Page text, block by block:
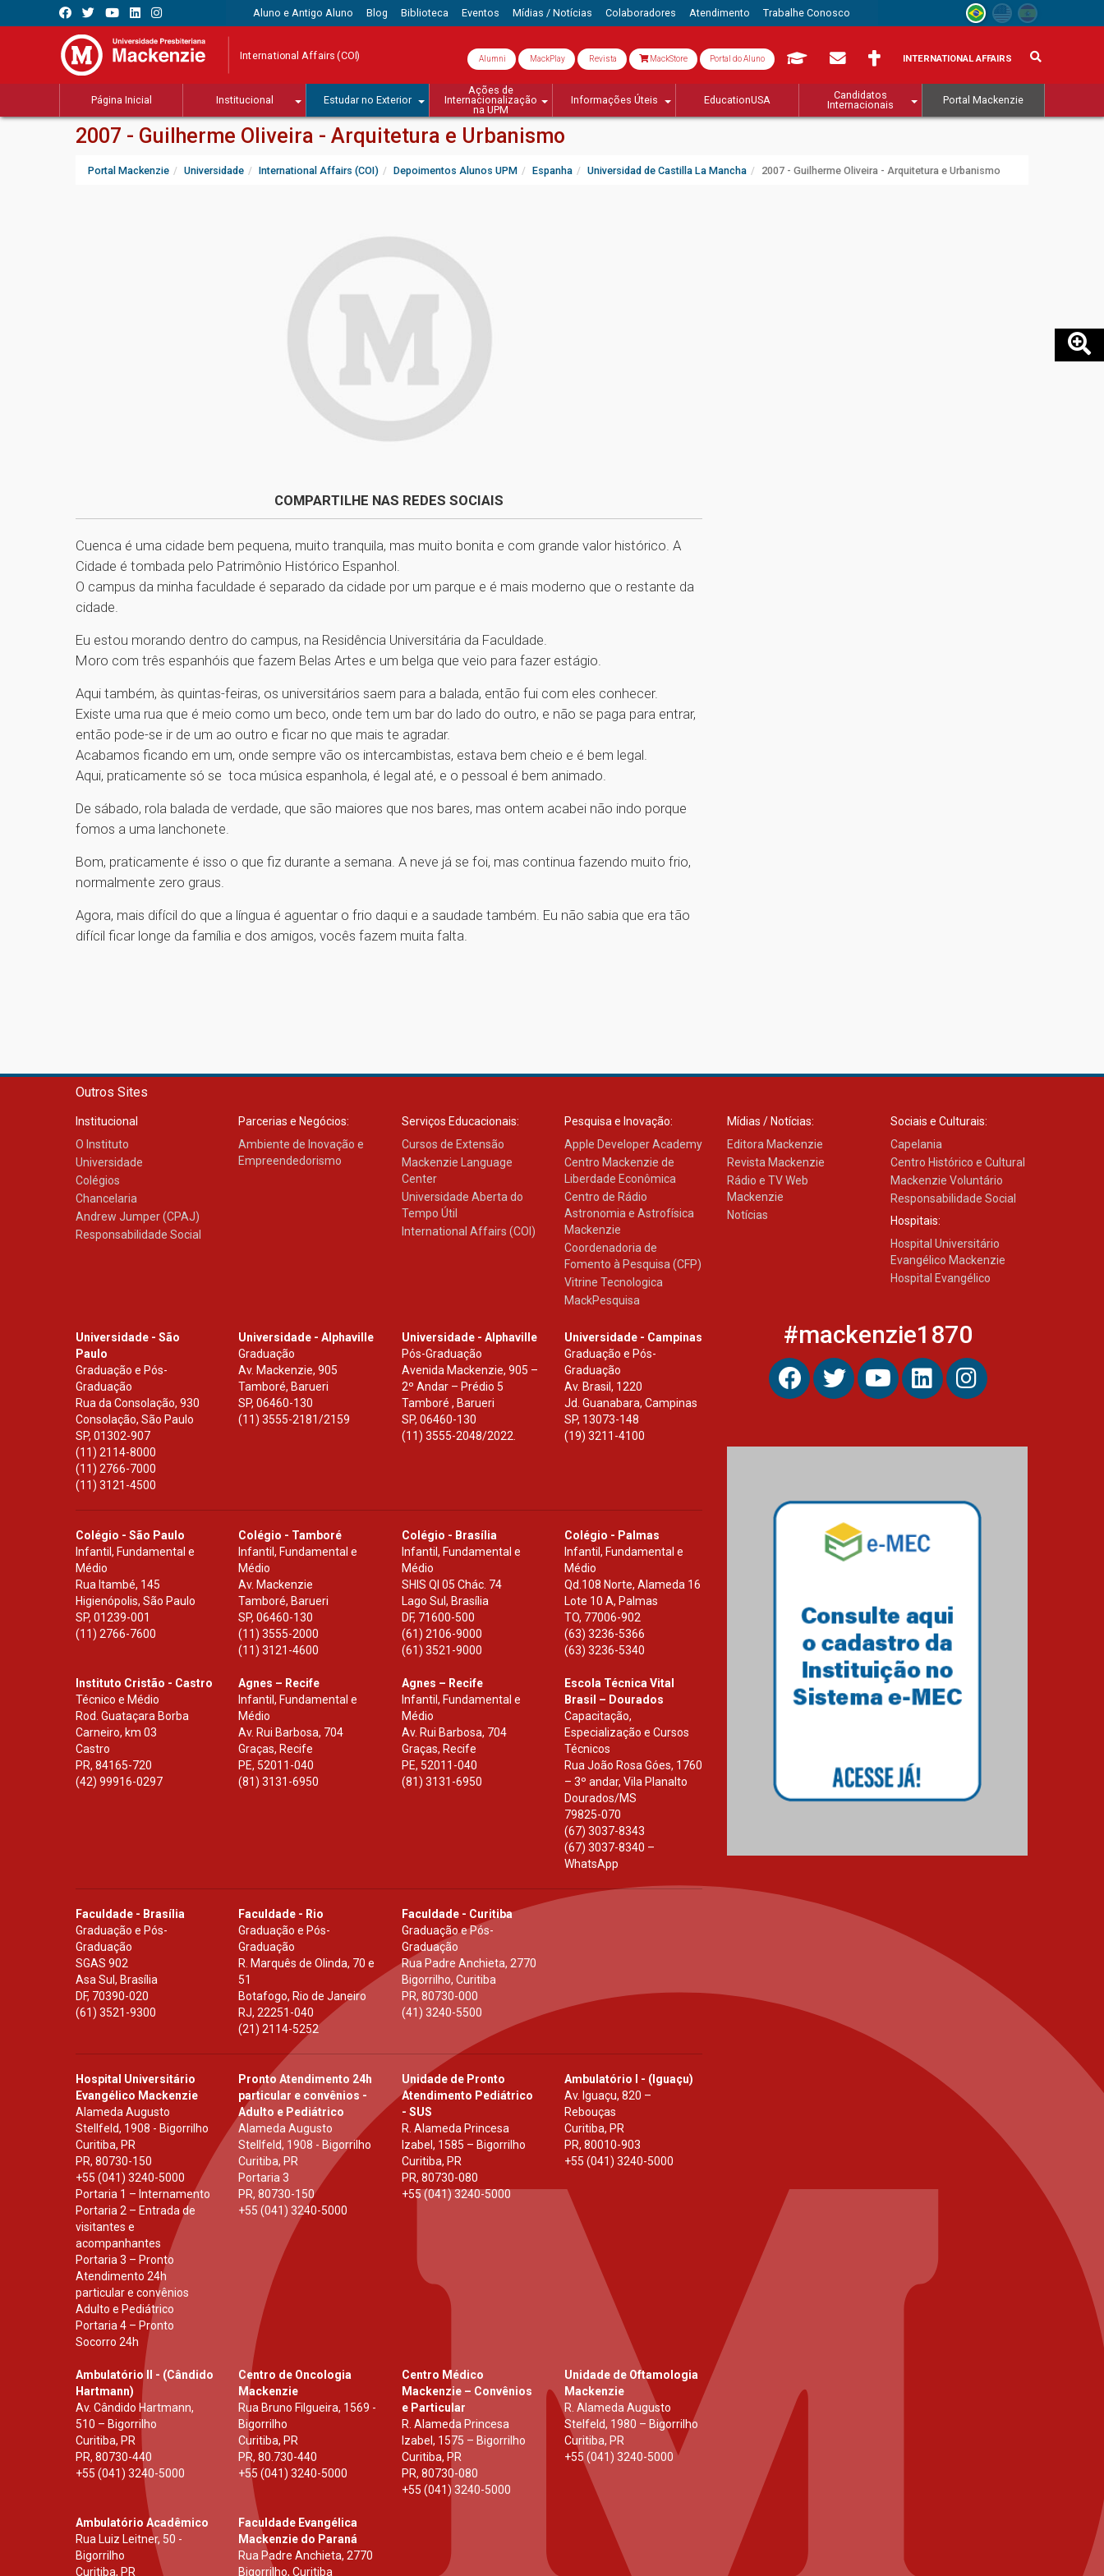
Aluno e Antigo Aluno Blog Biblioteca Eventos Mídias / Notícias Colaboradores Atendimento Trabalhe Conosco
International Affairs (COI) Alumni MackPlay Revista MackStore Portal do Aluno INTERNATIONAL AFFAIRS
Página Inicial Institucional Estudar no Exterior
Ações de
Internacionalização
na UPM
Informações Úteis EducationUSA
Candidatos
Internacionais
Portal Mackenzie
2007 - Guilherme Oliveira - Arquitetura e Urbanismo
Portal Mackenzie Universidade International Affairs (COI) Depoimentos Alunos UPM Espanha Universidad de Castilla La Mancha 2007 - Guilherme Oliveira - Arquitetura e Urbanismo
COMPARTILHE NAS REDES SOCIAIS
Cuenca é uma cidade bem pequena, muito tranquila, mas muito bonita e com grande valor histórico. A
Cidade é tombada pelo Patrimônio Histórico Espanhol.
O campus da minha faculdade é separado da cidade por um parque e é mais moderno que o restante da
cidade.
Eu estou morando dentro do campus, na Residência Universitária da Faculdade.
Moro com três espanhóis que fazem Belas Artes e um belga que veio para fazer estágio.
Aqui também, às quintas-feiras, os universitários saem para a balada, então fui com eles conhecer.
Existe uma rua que é meio como um beco, onde tem um bar do lado do outro, e não se paga para entrar,
então pode-se ir de um ao outro e ficar no que mais te agradar.
Acabamos ficando em um, onde sempre vão os intercambistas, estava bem cheio e é bem legal.
Aqui, praticamente só se toca música espanhola, é legal até, e o pessoal é bem animado.
De sábado, rola balada de verdade, que são maiores que nos bares, mas ontem acabei não indo porque
fomos a uma lanchonete.
Bom, praticamente é isso o que fiz durante a semana. A neve já se foi, mas continua fazendo muito frio,
normalmente zero graus.
Agora, mais difícil do que a língua é aguentar o frio daqui e a saudade também. Eu não sabia que era tão
difícil ficar longe da família e dos amigos, vocês fazem muita falta.
Outros Sites
Institucional
O Instituto
Universidade
Colégios
Chancelaria
Andrew Jumper (CPAJ)
Responsabilidade Social
Parcerias e Negócios:
Ambiente de Inovação e
Empreendedorismo
Serviços Educacionais:
Cursos de Extensão
Mackenzie Language
Center
Universidade Aberta do
Tempo Útil
International Affairs (COI)
Pesquisa e Inovação:
Apple Developer Academy
Centro Mackenzie de
Liberdade Econômica
Centro de Rádio
Astronomia e Astrofísica
Mackenzie
Coordenadoria de
Fomento à Pesquisa (CFP)
Vitrine Tecnologica
MackPesquisa
Mídias / Notícias:
Editora Mackenzie
Revista Mackenzie
Rádio e TV Web
Mackenzie
Notícias
Sociais e Culturais:
Capelania
Centro Histórico e Cultural
Mackenzie Voluntário
Responsabilidade Social
Hospitais:
Hospital Universitário
Evangélico Mackenzie
Hospital Evangélico
Universidade - São
Paulo
Graduação e Pós-
Graduação
Rua da Consolação, 930
Consolação, São Paulo
SP, 01302-907
(11) 2114-8000
(11) 2766-7000
(11) 3121-4500
Universidade - Alphaville
Graduação
Av. Mackenzie, 905
Tamboré, Barueri
SP,06460-130
(11) 3555-2181/2159
Universidade - Alphaville
Pós-Graduação
Avenida Mackenzie, 905 –
2º Andar – Prédio 5
Tamboré , Barueri
SP, 06460-130
(11) 3555-2048/2022.
Universidade - Campinas
Graduação e Pós-
Graduação
Av. Brasil, 1220
Jd. Guanabara, Campinas
SP, 13073-148
(19) 3211-4100
Colégio - São Paulo
Infantil, Fundamental e
Médio
Rua Itambé, 145
Higienópolis, São Paulo
SP, 01239-001
(11) 2766-7600
Colégio - Tamboré
Infantil, Fundamental e
Médio
Av. Mackenzie
Tamboré, Barueri
SP,06460-130
(11) 3555-2000
(11) 3121-4600
Colégio - Brasília
Infantil, Fundamental e
Médio
SHIS Ql 05 Chác. 74
Lago Sul, Brasília
DF, 71600-500
(61) 2106-9000
(61) 3521-9000
Colégio - Palmas
Infantil, Fundamental e
Médio
Qd.108 Norte, Alameda 16
Lote 10 A, Palmas
TO, 77006-902
(63) 3236-5366
(63) 3236-5340
Instituto Cristão - Castro
Técnico e Médio
Rod. Guataçara Borba
Carneiro, km 03
Castro
PR, 84165-720
(42) 99916-0297
Agnes – Recife
Infantil, Fundamental e
Médio
Av. Rui Barbosa, 704
Graças, Recife
PE, 52011-040
(81) 3131-6950
Agnes – Recife
Infantil, Fundamental e
Médio
Av. Rui Barbosa, 704
Graças, Recife
PE, 52011-040
(81) 3131-6950
Escola Técnica Vital
Brasil – Dourados
Capacitação,
Especialização e Cursos
Técnicos
Rua João Rosa Góes, 1760
– 3º andar, Vila Planalto
Dourados/MS
79825-070
(67) 3037-8343
(67) 3037-8340 –
WhatsApp
Faculdade - Brasília
Graduação e Pós-
Graduação
SGAS 902
Asa Sul, Brasília
DF, 70390-020
(61) 3521-9300
Faculdade - Rio
Graduação e Pós-
Graduação
R. Marquês de Olinda, 70 e
51
Botafogo, Rio de Janeiro
RJ,22251-040
(21) 2114-5252
Faculdade - Curitiba
Graduação e Pós-
Graduação
Rua Padre Anchieta, 2770
Bigorrilho, Curitiba
PR, 80730-000
(41) 3240-5500
Hospital Universitário
Evangélico Mackenzie
Alameda Augusto
Stellfeld, 1908 - Bigorrilho
Curitiba, PR
PR, 80730-150
+55 (041) 3240-5000
Portaria 1 – Internamento
Portaria 2 – Entrada de
visitantes e
acompanhantes
Portaria 3 – Pronto
Atendimento 24h
particular e convênios
Adulto e Pediátrico
Portaria 4 – Pronto
Socorro 24h
Pronto Atendimento 24h
particular e convênios -
Adulto e Pediátrico
Alameda Augusto
Stellfeld, 1908 - Bigorrilho
Curitiba, PR
Portaria 3
PR,80730-150
+55 (041) 3240-5000
Unidade de Pronto
Atendimento Pediátrico
- SUS
R. Alameda Princesa
Izabel, 1585 – Bigorrilho
Curitiba, PR
PR, 80730-080
+55 (041) 3240-5000
Ambulatório I - (Iguaçu)
Av. Iguaçu, 820 –
Rebouças
Curitiba, PR
PR, 80010-903
+55 (041) 3240-5000
Ambulatório II - (Cândido
Hartmann)
Av. Cândido Hartmann,
510 – Bigorrilho
Curitiba, PR
PR, 80730-440
+55 (041) 3240-5000
Centro de Oncologia
Mackenzie
Rua Bruno Filgueira, 1569 -
Bigorrilho
Curitiba, PR
PR,80.730-440
+55 (041) 3240-5000
Centro Médico
Mackenzie – Convênios
e Particular
R. Alameda Princesa
Izabel, 1575 – Bigorrilho
Curitiba, PR
PR, 80730-080
+55 (041) 3240-5000
Unidade de Oftamologia
Mackenzie
R. Alameda Augusto
Stelfeld, 1980 – Bigorrilho
Curitiba, PR
+55 (041) 3240-5000
Ambulatório Acadêmico
Rua Luiz Leitner, 50 -
Bigorrilho
Curitiba, PR
Faculdade Evangélica
Mackenzie do Paraná
Rua Padre Anchieta, 2770
Bigorrilho, Curitiba
#mackenzie1870